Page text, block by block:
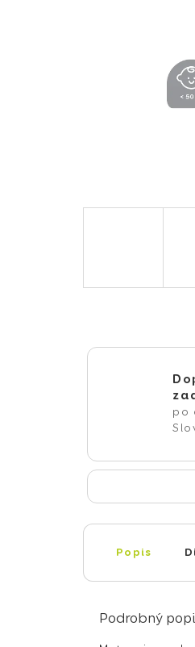
po
Popis
Podrobný